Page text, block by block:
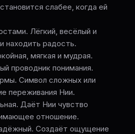
слабее, когда ей
Лёгкий, весёлый и
находить радость.
мягкая и мудрая.
проводник понимания.
Символ сложных или
переживания Нии.
Даёт Нии чувство
отношение.
Создаёт ощущение